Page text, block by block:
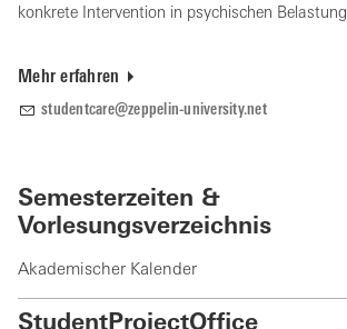
konkrete Intervention in psychischen
Mehr erfahren
studentcare@zeppelin-university.net
Semesterzeiten &
Vorlesungsverzeichnis
Akademischer Kalender
StudentProjectOffice